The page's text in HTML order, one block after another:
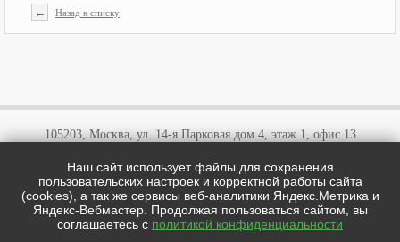
← Назад к списку
цотипи.рф © 2026
105203, Москва, ул. 14-я Парковая дом 4, этаж 1, офис 13
+7 (495)646 03 57
+7 (800)707 57 72
cotipi@yandex.ru
Наш сайт использует файлы для сохранения
пользовательских настроек и корректной работы сайта
(cookies), а так же сервисы веб-аналитики Яндекс.Метрика и
Яндекс-Вебмастер. Продолжая пользоваться сайтом, вы
соглашаетесь с политикой конфиденциальности